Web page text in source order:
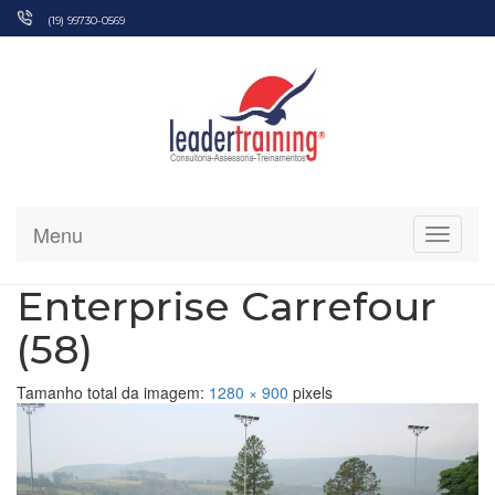
Pular
(19) 99730-0569
Menu
Enterprise Carrefour
(58)
Tamanho total da imagem: 1280 × 900 pixels